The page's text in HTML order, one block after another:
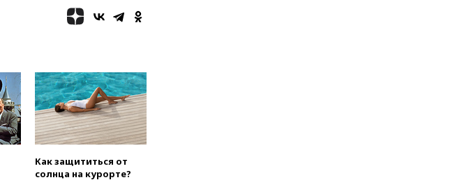
Россиянка погибла во
Французских Альпах
18:55
Минобороны отчиталось
об ударах по двум украинским
сухогрузам в Черном море
18:47
Школьники из РФ стали
абсолютными чемпионами на
олимпиаде по ИИ
Как защититься от
солнца на курорте?